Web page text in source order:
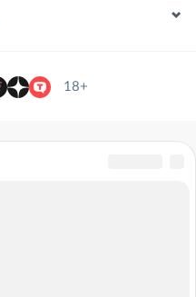
18+